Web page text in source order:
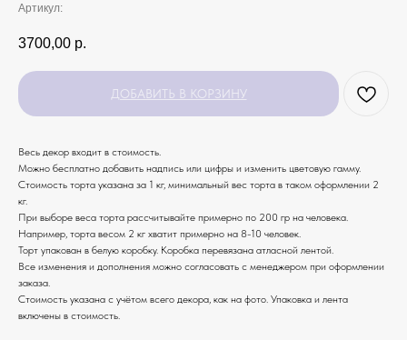
Артикул:
3700,00 р.
ДОБАВИТЬ В КОРЗИНУ
Весь декор входит в стоимость.
Можно бесплатно добавить надпись или цифры и изменить цветовую гамму.
Стоимость торта указана за 1 кг, минимальный вес торта в таком оформлении 2
кг.
При выборе веса торта рассчитывайте примерно по 200 гр на человека.
Например, торта весом 2 кг хватит примерно на 8-10 человек.
Торт упакован в белую коробку. Коробка перевязана атласной лентой.
Все изменения и дополнения можно согласовать с менеджером при оформлении
заказа.
Стоимость указана с учётом всего декора, как на фото. Упаковка и лента
включены в стоимость.